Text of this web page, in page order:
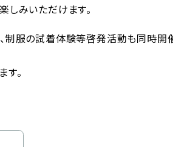
しみいただけます。
制服の試着体験等啓発活動も同時開
。